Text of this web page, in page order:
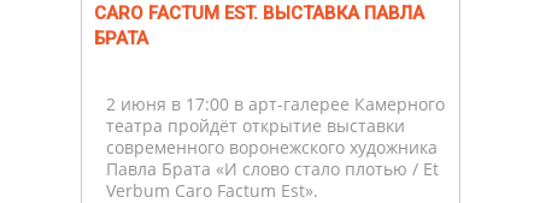
CARO FACTUM EST. ВЫСТАВКА ПАВЛА
БРАТА
2 июня в 17:00 в арт-галерее Камерного
театра пройдёт открытие выставки
современного воронежского художника
Павла Брата «И слово стало плотью / Et
Verbum Caro Factum Est».